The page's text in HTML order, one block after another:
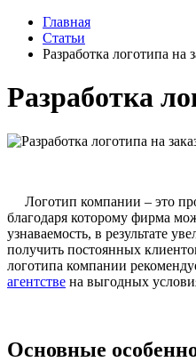
Главная
Статьи
Разработка логотипа на
Разработка
Логотип компании – это
благодаря которому фирма
узнаваемость, в результате
получить постоянных
логотипа компании
агентстве на выгодных
Основные